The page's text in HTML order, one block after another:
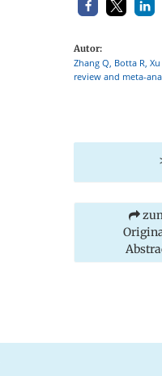
Autor:
Zhang Q, Botta R,
review and meta-